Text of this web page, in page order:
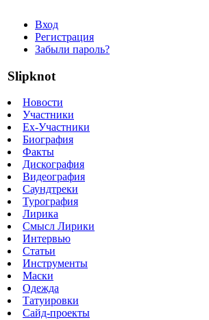
Вход
Регистрация
Забыли пароль?
Slipknot
Новости
Участники
Ex-Участники
Биография
Факты
Дискография
Видеография
Саундтреки
Турография
Лирика
Смысл Лирики
Интервью
Статьи
Инструменты
Маски
Одежда
Татуировки
Сайд-проекты